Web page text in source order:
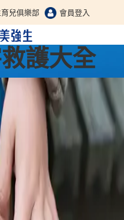
兒俱樂部 會員登入
護大全